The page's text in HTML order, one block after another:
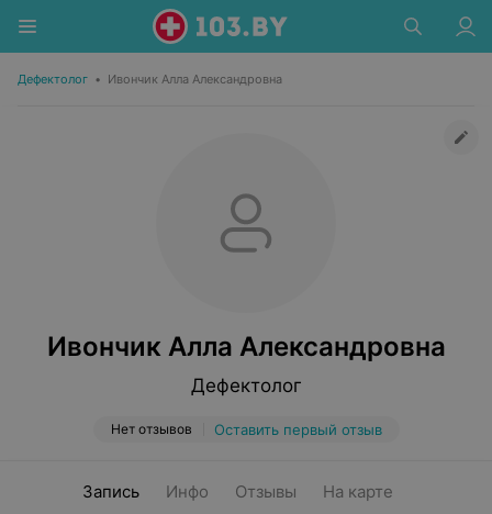
Дефектолог • Ивончик Алла Александровна
Ивончик Алла Александровна
Дефектолог
Нет отзывов Оставить первый отзыв
Запись Инфо Отзывы На карте